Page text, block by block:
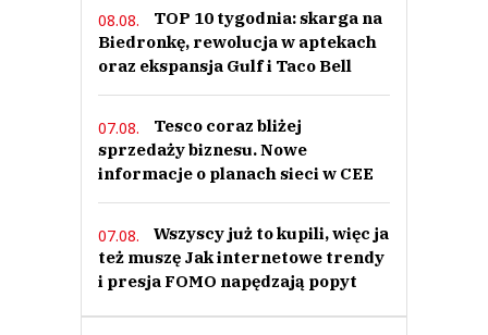
08.08.
TOP 10 tygodnia: skarga na
Biedronkę, rewolucja w aptekach
oraz ekspansja Gulf i Taco Bell
07.08.
Tesco coraz bliżej
sprzedaży biznesu. Nowe
informacje o planach sieci w CEE
07.08.
Wszyscy już to kupili, więc ja
też muszę Jak internetowe trendy
i presja FOMO napędzają popyt